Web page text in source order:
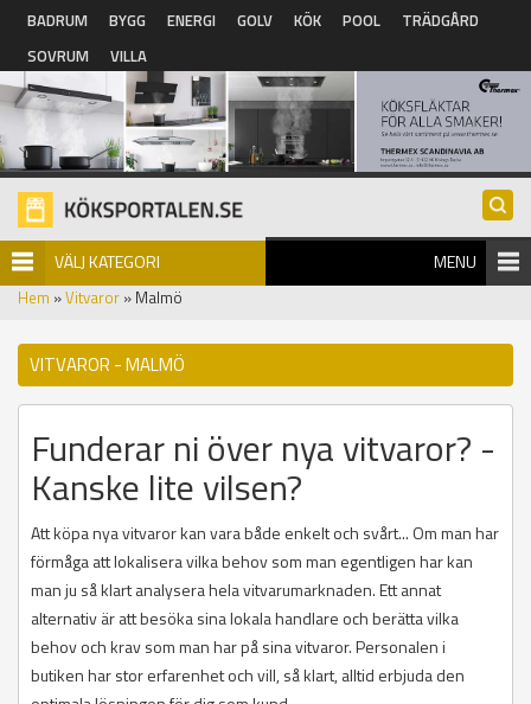
Hoppa till huvudinnehåll
BADRUM BYGG ENERGI GOLV KÖK POOL
TRÄDGÅRD
SOVRUM
VILLA
VÄLJ KATEGORI MENU
Hem »Vitvaror » Malmö
VITVAROR - MALMÖ
Funderar ni över nya vitvaror? -
Kanske lite vilsen?
Att köpa nya vitvaror kan vara både enkelt och svårt... Om man har
förmåga att lokalisera vilka behov som man egentligen har kan
man ju så klart analysera hela vitvarumarknaden. Ett annat
alternativ är att besöka sina lokala handlare och berätta vilka
behov och krav som man har på sina vitvaror. Personalen i
butiken har stor erfarenhet och vill, så klart, alltid erbjuda den